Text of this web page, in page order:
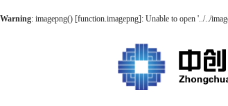
Warning: imagepng() [function.imagepng]: Unable to open '../../